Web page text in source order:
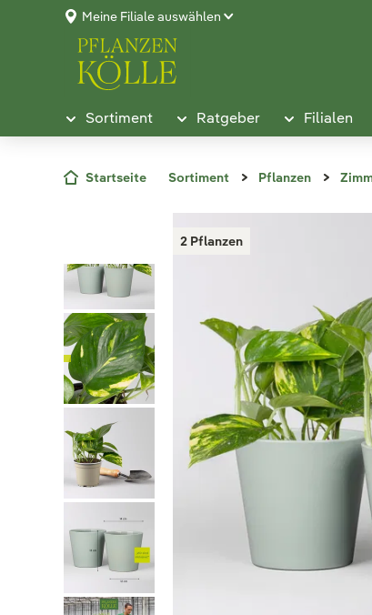
Meine Filiale auswählen
Sortiment Ratgeber Filialen
Startseite Sortiment Pflanzen
2 Pflanzen